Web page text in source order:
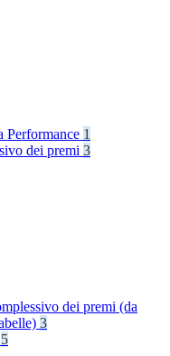
Performance 1
dei premi 3
dei premi (da
3
5